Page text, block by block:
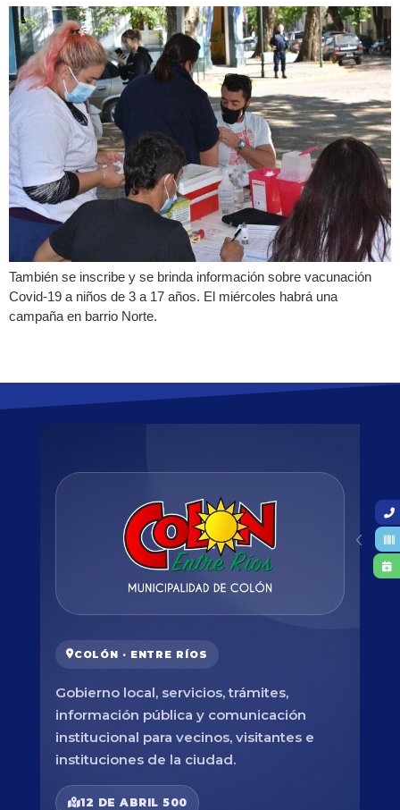
También se inscribe y se brinda información sobre vacunación
Covid-19 a niños de 3 a 17 años. El miércoles habrá una
campaña en barrio Norte.
COLÓN · ENTRE RÍOS
Gobierno local, servicios, trámites,
información pública y comunicación
institucional para vecinos, visitantes e
instituciones de la ciudad.
12 DE ABRIL 500